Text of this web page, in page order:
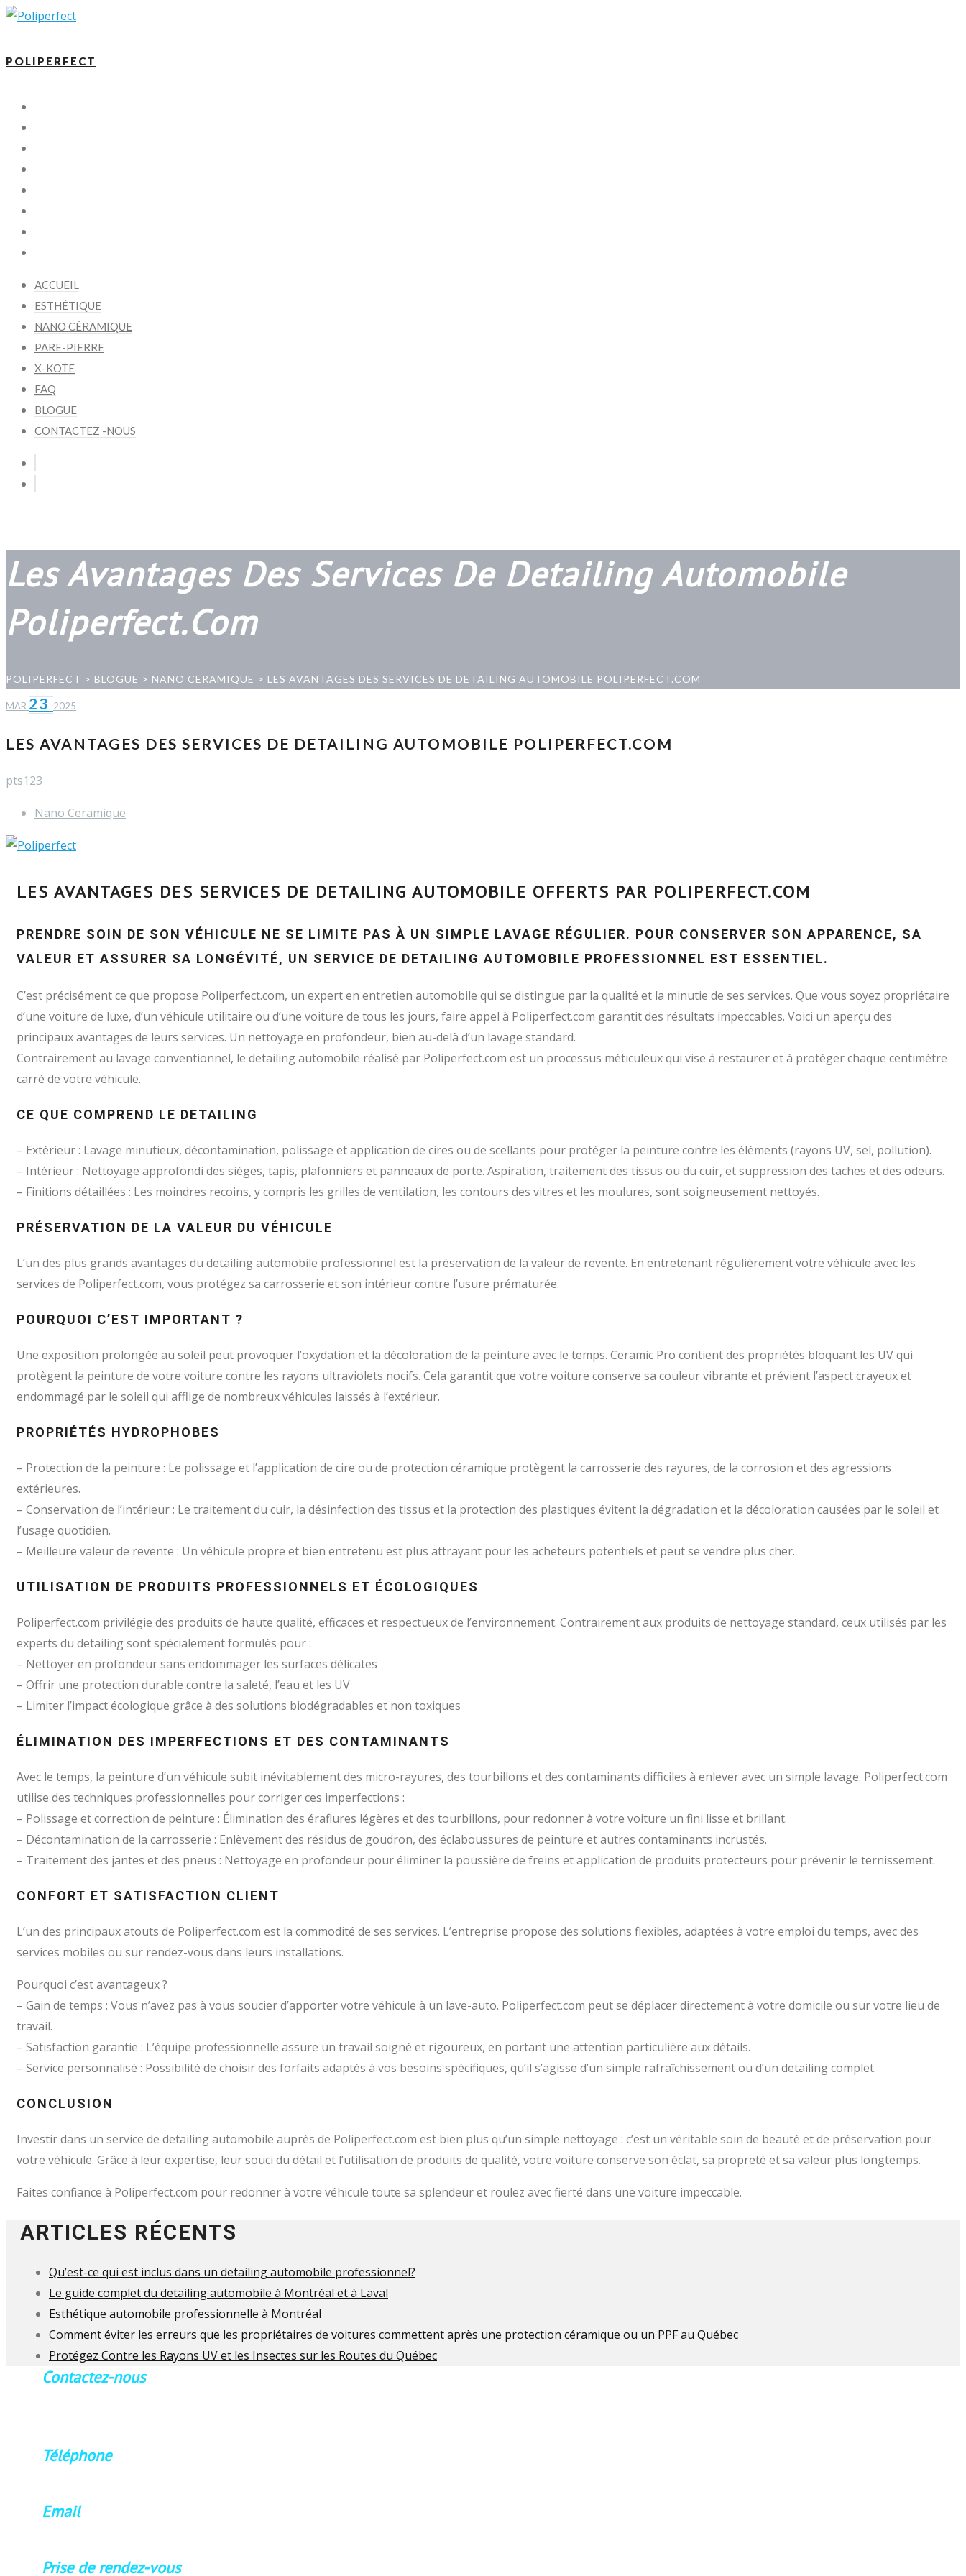
POLIPERFECT
ACCUEIL
ESTHÉTIQUE
NANO CÉRAMIQUE
PARE-PIERRE
X-KOTE
FAQ
BLOGUE
CONTACTEZ -NOUS
Les Avantages Des Services De Detailing Automobile
Poliperfect.com
POLIPERFECT > BLOGUE > NANO CERAMIQUE > LES AVANTAGES DES SERVICES DE DETAILING AUTOMOBILE POLIPERFECT.COM
MAR 232025
LES AVANTAGES DES SERVICES DE DETAILING AUTOMOBILE POLIPERFECT.COM
pts123
Nano Ceramique
LES AVANTAGES DES SERVICES DE DETAILING AUTOMOBILE OFFERTS PAR POLIPERFECT.COM
PRENDRE SOIN DE SON VÉHICULE NE SE LIMITE PAS À UN SIMPLE LAVAGE RÉGULIER. POUR CONSERVER SON APPARENCE, SA
VALEUR ET ASSURER SA LONGÉVITÉ, UN SERVICE DE DETAILING AUTOMOBILE PROFESSIONNEL EST ESSENTIEL.
C’est précisément ce que propose Poliperfect.com, un expert en entretien automobile qui se distingue par la qualité et la minutie de ses services. Que vous soyez propriétaire
d’une voiture de luxe, d’un véhicule utilitaire ou d’une voiture de tous les jours, faire appel à Poliperfect.com garantit des résultats impeccables. Voici un aperçu des
principaux avantages de leurs services. Un nettoyage en profondeur, bien au-delà d’un lavage standard.
Contrairement au lavage conventionnel, le detailing automobile réalisé par Poliperfect.com est un processus méticuleux qui vise à restaurer et à protéger chaque centimètre
carré de votre véhicule.
CE QUE COMPREND LE DETAILING
– Extérieur : Lavage minutieux, décontamination, polissage et application de cires ou de scellants pour protéger la peinture contre les éléments (rayons UV, sel, pollution).
– Intérieur : Nettoyage approfondi des sièges, tapis, plafonniers et panneaux de porte. Aspiration, traitement des tissus ou du cuir, et suppression des taches et des odeurs.
– Finitions détaillées : Les moindres recoins, y compris les grilles de ventilation, les contours des vitres et les moulures, sont soigneusement nettoyés.
PRÉSERVATION DE LA VALEUR DU VÉHICULE
L’un des plus grands avantages du detailing automobile professionnel est la préservation de la valeur de revente. En entretenant régulièrement votre véhicule avec les
services de Poliperfect.com, vous protégez sa carrosserie et son intérieur contre l’usure prématurée.
POURQUOI C’EST IMPORTANT ?
Une exposition prolongée au soleil peut provoquer l’oxydation et la décoloration de la peinture avec le temps. Ceramic Pro contient des propriétés bloquant les UV qui
protègent la peinture de votre voiture contre les rayons ultraviolets nocifs. Cela garantit que votre voiture conserve sa couleur vibrante et prévient l’aspect crayeux et
endommagé par le soleil qui afflige de nombreux véhicules laissés à l’extérieur.
PROPRIÉTÉS HYDROPHOBES
– Protection de la peinture : Le polissage et l’application de cire ou de protection céramique protègent la carrosserie des rayures, de la corrosion et des agressions
extérieures.
– Conservation de l’intérieur : Le traitement du cuir, la désinfection des tissus et la protection des plastiques évitent la dégradation et la décoloration causées par le soleil et
l’usage quotidien.
– Meilleure valeur de revente : Un véhicule propre et bien entretenu est plus attrayant pour les acheteurs potentiels et peut se vendre plus cher.
UTILISATION DE PRODUITS PROFESSIONNELS ET ÉCOLOGIQUES
Poliperfect.com privilégie des produits de haute qualité, efficaces et respectueux de l’environnement. Contrairement aux produits de nettoyage standard, ceux utilisés par les
experts du detailing sont spécialement formulés pour :
– Nettoyer en profondeur sans endommager les surfaces délicates
– Offrir une protection durable contre la saleté, l’eau et les UV
– Limiter l’impact écologique grâce à des solutions biodégradables et non toxiques
ÉLIMINATION DES IMPERFECTIONS ET DES CONTAMINANTS
Avec le temps, la peinture d’un véhicule subit inévitablement des micro-rayures, des tourbillons et des contaminants difficiles à enlever avec un simple lavage. Poliperfect.com
utilise des techniques professionnelles pour corriger ces imperfections :
– Polissage et correction de peinture : Élimination des éraflures légères et des tourbillons, pour redonner à votre voiture un fini lisse et brillant.
– Décontamination de la carrosserie : Enlèvement des résidus de goudron, des éclaboussures de peinture et autres contaminants incrustés.
– Traitement des jantes et des pneus : Nettoyage en profondeur pour éliminer la poussière de freins et application de produits protecteurs pour prévenir le ternissement.
CONFORT ET SATISFACTION CLIENT
L’un des principaux atouts de Poliperfect.com est la commodité de ses services. L’entreprise propose des solutions flexibles, adaptées à votre emploi du temps, avec des
services mobiles ou sur rendez-vous dans leurs installations.
Pourquoi c’est avantageux ?
– Gain de temps : Vous n’avez pas à vous soucier d’apporter votre véhicule à un lave-auto. Poliperfect.com peut se déplacer directement à votre domicile ou sur votre lieu de
travail.
– Satisfaction garantie : L’équipe professionnelle assure un travail soigné et rigoureux, en portant une attention particulière aux détails.
– Service personnalisé : Possibilité de choisir des forfaits adaptés à vos besoins spécifiques, qu’il s’agisse d’un simple rafraîchissement ou d’un detailing complet.
CONCLUSION
Investir dans un service de detailing automobile auprès de Poliperfect.com est bien plus qu’un simple nettoyage : c’est un véritable soin de beauté et de préservation pour
votre véhicule. Grâce à leur expertise, leur souci du détail et l’utilisation de produits de qualité, votre voiture conserve son éclat, sa propreté et sa valeur plus longtemps.
Faites confiance à Poliperfect.com pour redonner à votre véhicule toute sa splendeur et roulez avec fierté dans une voiture impeccable.
ARTICLES RÉCENTS
Qu’est-ce qui est inclus dans un detailing automobile professionnel?
Le guide complet du detailing automobile à Montréal et à Laval
Esthétique automobile professionnelle à Montréal
Comment éviter les erreurs que les propriétaires de voitures commettent après une protection céramique ou un PPF au Québec
Protégez Contre les Rayons UV et les Insectes sur les Routes du Québec
Contactez-nous
Téléphone
Email
Prise de rendez-vous